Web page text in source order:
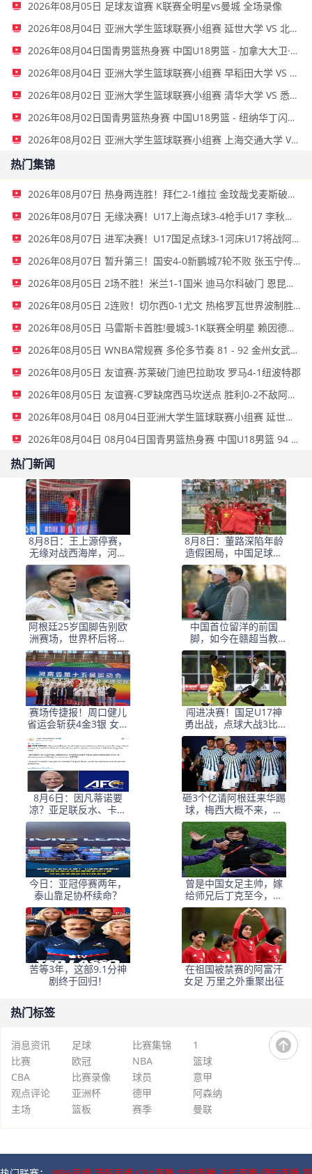
2026年08月05日 足球友谊赛 K联赛全明星vs曼城 全场录像
2026年08月04日 亚洲大学生篮球联赛小组赛 延世大学 VS 北京大学 全场录像
2026年08月04日国青男篮热身赛 中国U18男篮 - 加拿大大卫·安篮球学院 全场录像
2026年08月04日 亚洲大学生篮球联赛小组赛 早稻田大学 VS 清华大学 全场录像
2026年08月02日 亚洲大学生篮球联赛小组赛 清华大学 VS 悉尼大学 全场录像
2026年08月02日国青男篮热身赛 中国U18男篮 - 纽纳华丁闪电队 全场录像
2026年08月02日 亚洲大学生篮球联赛小组赛 上海交通大学 VS 蒙古国立大学 全场录像
热门集锦
2026年08月07日 热身两连胜！拜仁2-1维拉 金玟哉戈麦斯破门迪亚斯替补建功
2026年08月07日 无缘决赛！U17上海点球3-4枪手U17 李秋甫、李文博失点王启戎扑点
2026年08月07日 进军决赛！U17国足点球3-1河床U17将战阿森纳 江宇涵替补两扑点
2026年08月07日 暂升第三！国安4-0新鹏城7轮不败 张玉宁传射达万双响法比奥破门
2026年08月05日 2场不胜！米兰1-1国米 迪马尔科破门 恩昆库造点+点射拉莫斯登场
2026年08月05日 2连败！切尔西0-1尤文 热格罗瓦世界波制胜穆德里克时隔614天复出
2026年08月05日 马雷斯卡首胜!曼城3-1K联赛全明星 赖因德斯努里破门塞梅尼奥助攻
2026年08月05日 WNBA常规赛 多伦多节奏 81 - 92 金州女武神 全场集锦
2026年08月05日 友谊赛-苏莱破门迪巴拉助攻 罗马4-1纽波特郡
2026年08月05日 友谊赛-C罗缺席西马坎送点 胜利0-2不敌阿尔梅里亚
2026年08月04日 08月04日亚洲大学生篮球联赛小组赛 延世大学 82 - 83 北京大学 集锦
2026年08月04日 08月04日国青男篮热身赛 中国U18男篮 94 - 85 加拿大大卫·安篮球学院 集锦
热门新闻
8月8日：王上源停赛，
无缘对战西海岸，河南
中场失核，郑智率队剑
指亚冠！
8月8日：董路深陷年龄
造假困局，中国足球小
将信任危机何解？
阿根廷25岁国脚告别欧
洲赛场，世界杯后将重
返阿超！
中国首位留洋的前国
脚，如今在赣超当教
练，1.9米儿子也选足球
路
赛场传捷报！周口健儿
省运会斩获4金3银 女足
（甲组）创历史摘银
闯进决赛！国足U17神
勇出战，点球大战3比1
淘汰河床，豪取四战不
败！
8月6日：因凡蒂诺要
凉？亚足联反水、卡塔
尔挺他，世界杯权力游
戏比决赛点球还刺激！
砸3个亿请阿根廷来华踢
球，梅西大概不来，却
要国足上去当陪练？
今日：亚冠停赛两年，
泰山靠足协杯续命？
曾是中国女足主帅，嫁
给师兄后丁克至今，如
今丈夫是上海女足领队
苦等3年，这部9.1分神
剧终于回归！
在祖国被禁赛的阿富汗
女足 万里之外重聚出征
热门标签
消息资讯 足球 比赛集锦
1
比赛
欧冠 NBA
篮球
CBA
比赛录像 球员
意甲
观点评论
亚洲杯 德甲
阿森纳
主场
篮板 赛季 曼联